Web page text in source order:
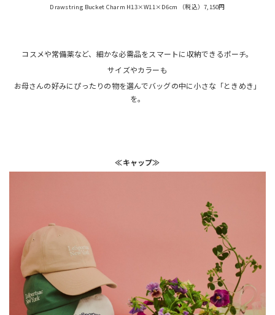
Drawstring Bucket Charm H13×W11×D6cm （税込）7,150円
コスメや常備薬など、細かな必需品をスマートに収納できるポーチ。
サイズやカラーも
お母さんの好みにぴったりの物を選んでバッグの中に小さな「ときめき」
を。
≪キャップ≫